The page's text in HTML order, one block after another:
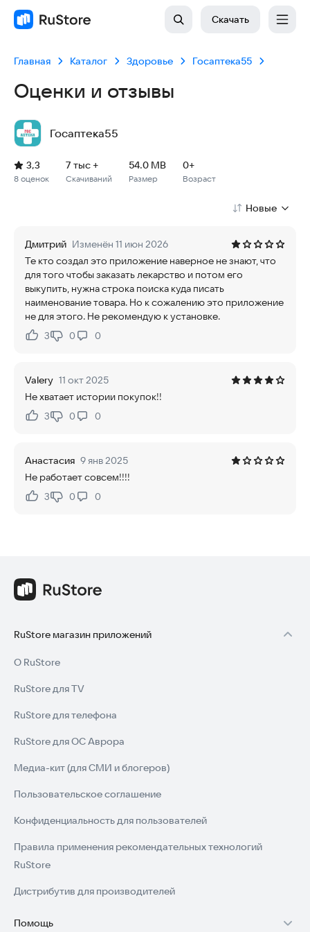
Скачать
Главная Каталог Здоровье Госаптека55
Оценки и отзывы
Госаптека55
Рейтинг: 3,3, 8 оценок
Скачиваний: 7 тыс +
Размер файла: 54.0 MB
Возрастное ограничение: 54.0 MB
8 оценок
3,3
Скачиваний
7 тыс +
Размер
54.0 MB
Возраст
0+
Новые
Дмитрий Изменён 11 июн 2026
Те кто создал это приложение наверное не знают, что
для того чтобы заказать лекарство и потом его
выкупить, нужна строка поиска куда писать
наименование товара. Но к сожалению это приложение
не для этого. Не рекомендую к установке.
Нравится:
3Не нравится:
0 0
Valery 11 окт 2025
Не хватает истории покупок!!
Нравится:
3Не нравится:
0 0
Анастасия 9 янв 2025
Не работает совсем!!!!
Нравится:
3Не нравится:
0 0
RuStore магазин приложений
О RuStore
RuStore для TV
RuStore для телефона
RuStore для ОС Аврора
Медиа-кит (для СМИ и блогеров)
Пользовательское соглашение
Конфиденциальность для пользователей
Правила применения рекомендательных технологий
RuStore
Дистрибутив для производителей
Помощь